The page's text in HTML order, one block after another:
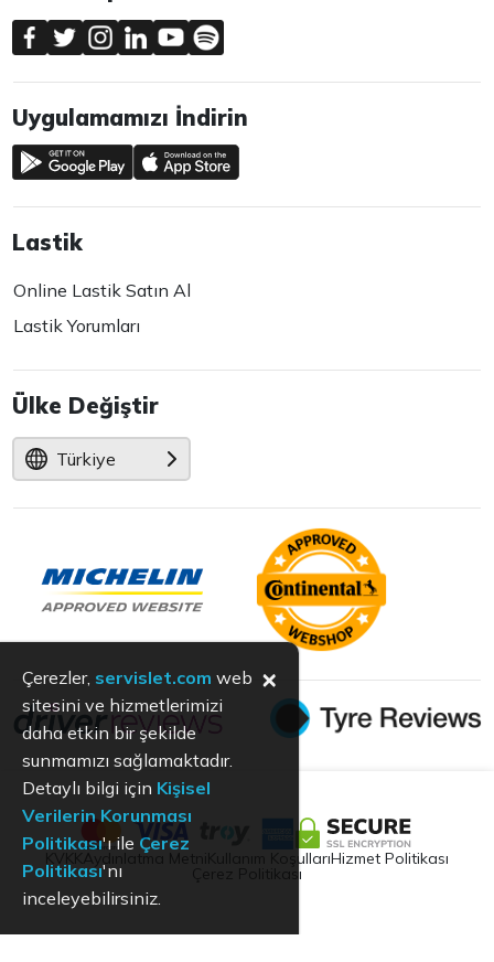
Uygulamamızı İndirin
Lastik
Online Lastik Satın Al
Lastik Yorumları
Ülke Değiştir
Türkiye
Aydınlatma Metni Kullanım KoşullarıHizmet Politikası
Çerez Politikası
Çerezler, servislet.com web
sitesini ve hizmetlerimizi
daha etkin bir şekilde
sunmamızı sağlamaktadır.
Detaylı bilgi için Kişisel
Verilerin Korunması
Politikası'ı ile Çerez
Politikası'nı
inceleyebilirsiniz.
×